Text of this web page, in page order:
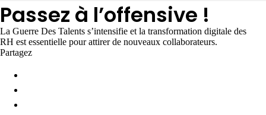
Passez à l’offensive !
La Guerre Des Talents s’intensifie et la transformation digitale des
RH est essentielle pour attirer de nouveaux collaborateurs.
Partagez